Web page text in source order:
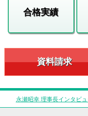
合格実績
資料請求
永瀬昭幸 理事長インタビ